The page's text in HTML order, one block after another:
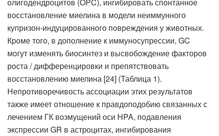
олигодендроцитов (OPC), ингибировать спонтанное
восстановление миелина в модели неиммунного
купризон-индуцированного повреждения у животных.
Кроме того, в дополнение к иммуносупрессии, GC
могут изменять биосинтез и высвобождение факторов
роста / дифференцировки и препятствовать
восстановлению миелина [24] (Таблица 1).
Непротиворечивость ассоциации этих результатов
также имеет отношение к правдоподобию связанных с
лечением ГК возмущений оси HPA, подавления
экспрессии GR в астроцитах, ингибирования